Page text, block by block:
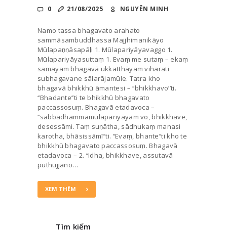
0 21/08/2025 NGUYÊN MINH
Namo tassa bhagavato arahato
sammāsambuddhassa Majjhimanikāyo
Mūlapaṇṇāsapāḷi 1. Mūlapariyāyavaggo 1.
Mūlapariyāyasuttaṃ 1. Evaṃ me sutaṃ – ekaṃ
samayaṃ bhagavā ukkaṭṭhāyaṃ viharati
subhagavane sālarājamūle. Tatra kho
bhagavā bhikkhū āmantesi – ‘‘bhikkhavo’’ti.
‘‘Bhadante’’ti te bhikkhū bhagavato
paccassosuṃ. Bhagavā etadavoca –
‘‘sabbadhammamūlapariyāyaṃ vo, bhikkhave,
desessāmi. Taṃ suṇātha, sādhukaṃ manasi
karotha, bhāsissāmī’’ti. ‘‘Evaṃ, bhante’’ti kho te
bhikkhū bhagavato paccassosuṃ. Bhagavā
etadavoca – 2. ‘‘Idha, bhikkhave, assutavā
puthujjano…
XEM THÊM
Tìm kiếm